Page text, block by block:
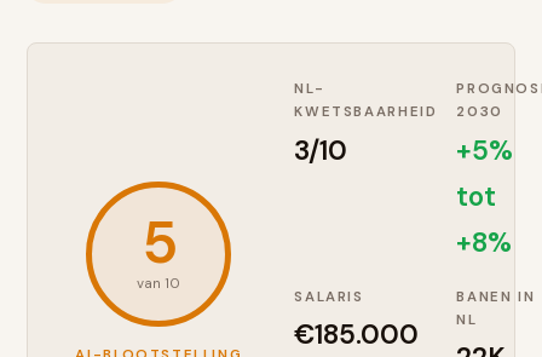
5
van 10
NL-
KWETSBAARHEID
3/10
2030
+5%
tot
+8%
SALARIS
€185.000
BANEN IN
NL